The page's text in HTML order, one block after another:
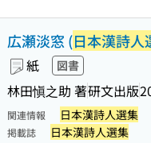
広瀬淡窓 (日本漢詩人
紙 図書
林田愼之助 著研文出版
関連情報 日本漢詩人選集
掲載誌 日本漢詩人選集